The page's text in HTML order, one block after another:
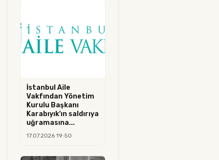
İstanbul Aile
Vakfından Yönetim
Kurulu Başkanı
Karabıyık'ın saldırıya
uğramasına...
17.07.2026 19:50